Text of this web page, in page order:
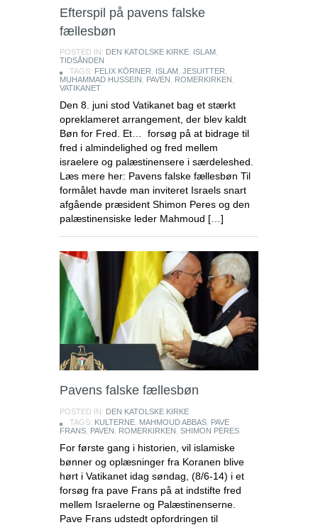
Efterspil på pavens falske
fællesbøn
POSTED IN: DEN KATOLSKE KIRKE ISLAM
TIDSÅNDEN
TAGS: FELIX KÖRNER ISLAM JESUITTER
MUHAMMAD HUSSEIN
PAVEN ROMERKIRKEN
VATIKANET
Den 8. juni stod Vatikanet bag et stærkt
opreklameret arrangement, der blev kaldt
Bøn for Fred. Et… forsøg på at bidrage til
fred i almindelighed og fred mellem
israelere og palæstinensere i særdeleshed.
Læs mere her: Pavens falske fællesbøn Til
formålet havde man inviteret Israels snart
afgående præsident Shimon Peres og den
palæstinensiske leder Mahmoud […]
Pavens falske fællesbøn
POSTED IN: DEN KATOLSKE KIRKE
TAGS: KULTERNE MAHMOUD ABBAS PAVE
FRANS PAVEN ROMERKIRKEN SHIMON PERES
For første gang i historien, vil islamiske
bønner og oplæsninger fra Koranen blive
hørt i Vatikanet idag søndag, (8/6-14) i et
forsøg fra pave Frans på at indstifte fred
mellem Israelerne og Palæstinenserne.
Pave Frans udstedt opfordringen til